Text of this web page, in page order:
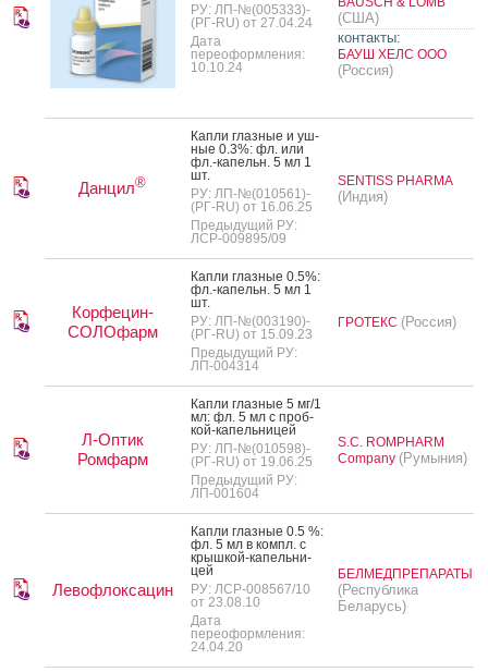
РУ: ЛП-№(005333)-
(РГ-RU) от 27.04.24
Дата
переоформления:
10.10.24
(США)
контакты:
БАУШ ХЕЛС ООО
(Россия)
Данцил®
Кап­ли глаз­ные и уш­
ные 0.3%: фл. или
фл.-ка­пельн. 5 мл 1
шт.
РУ: ЛП-№(010561)-
(РГ-RU) от 16.06.25
Предыдущий РУ:
ЛСР-009895/09
SENTISS PHARMA
(Индия)
Корфецин-
СОЛОфарм
Кап­ли глаз­ные 0.5%:
фл.-ка­пельн. 5 мл 1
шт.
РУ: ЛП-№(003190)-
(РГ-RU) от 15.09.23
Предыдущий РУ:
ЛП-004314
ГРОТЕКС (Россия)
Л-Оптик
Ромфарм
Кап­ли глаз­ные 5 мг/1
мл: фл. 5 мл с проб­
кой-ка­пель­ни­цей
РУ: ЛП-№(010598)-
(РГ-RU) от 19.06.25
Предыдущий РУ:
ЛП-001604
S.C. ROMPHARM
Company (Румыния)
Левофлоксацин
Кап­ли глаз­ные 0.5 %:
фл. 5 мл в компл. с
крыш­кой-ка­пель­ни­
цей
РУ: ЛСР-008567/10
от 23.08.10
Дата
переоформления:
24.04.20
БЕЛМЕДПРЕПАРАТЫ
(Республика
Беларусь)